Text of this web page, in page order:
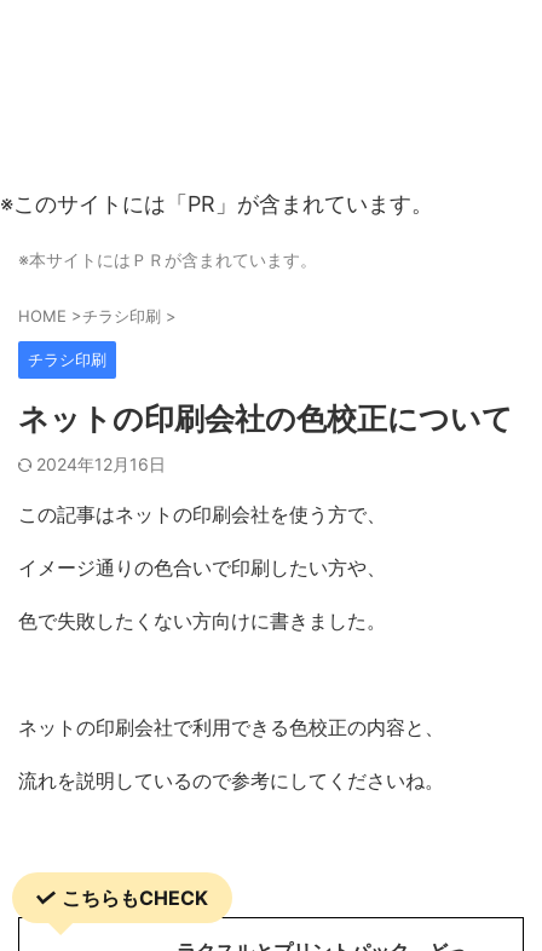
※このサイトには「PR」が含まれています。
※本サイトにはＰＲが含まれています。
HOME >チラシ印刷 >
チラシ印刷
ネットの印刷会社の色校正について
2024年12月16日
この記事はネットの印刷会社を使う方で、
イメージ通りの色合いで印刷したい方や、
色で失敗したくない方向けに書きました。
ネットの印刷会社で利用できる色校正の内容と、
流れを説明しているので参考にしてくださいね。
こちらもCHECK